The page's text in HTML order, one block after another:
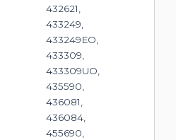
432621,
433249,
433249EO,
433309,
433309UO,
435590,
436081,
436084,
455690,